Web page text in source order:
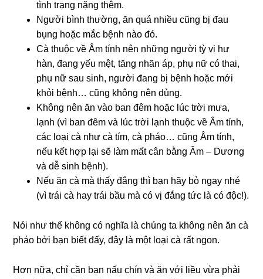
tình trạng nặng thêm.
Người bình thường, ăn quá nhiều cũng bị đau
bụng hoặc mắc bệnh nào đó.
Cà thuộc về Âm tính nên những người tỳ vị hư
hàn, đang yếu mệt, tăng nhãn áp, phụ nữ có thai,
phụ nữ sau sinh, người đang bị bệnh hoặc mới
khỏi bệnh… cũng không nên dùng.
Không nên ăn vào ban đêm hoặc lúc trời mưa,
lạnh (vì ban đêm và lúc trời lạnh thuộc về Âm tính,
các loại cà như cà tím, cà pháo… cũng Âm tính,
nếu kết hợp lại sẽ làm mất cân bằng Âm – Dương
và dễ sinh bệnh).
Nếu ăn cà mà thấy đắng thì bạn hãy bỏ ngay nhé
(vì trái cà hay trái bầu mà có vị đắng tức là có độc!).
Nói như thế không có nghĩa là chúng ta không nên ăn cà
pháo bởi bạn biết đấy, đây là một loại cà rất ngon.
Hơn nữa, chỉ cần bạn nấu chín và ăn với liều vừa phải